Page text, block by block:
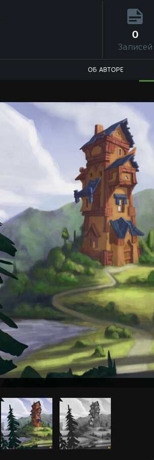
0
Записей
ОБ АВТОРЕ